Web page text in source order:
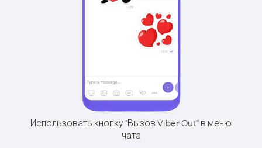
Использовать кнопку "Вызов Viber Out" в меню
чата